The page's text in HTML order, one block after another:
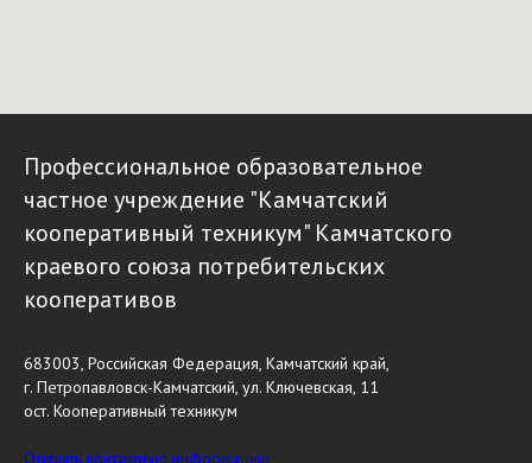
Профессиональное образовательное
частное учреждение "Камчатский
кооперативный техникум" Камчатского
краевого союза потребительских
кооперативов
683003, Российская Федерация, Камчатский край,
г. Петропавловск-Камчатский, ул. Ключевская, 11
ост. Кооперативный техникум
Открыть контактную информацию